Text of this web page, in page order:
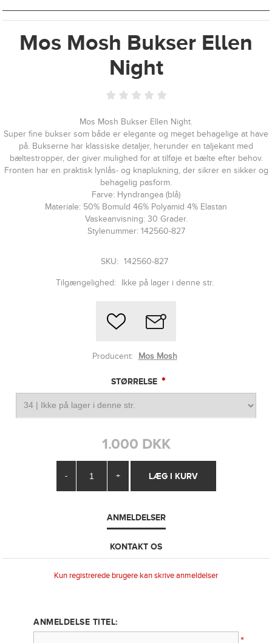
Mos Mosh Bukser Ellen
Night
Mos Mosh Bukser Ellen Night.
Super fine bukser som både er elegante og meget behagelige at have
på. Bukserne har klassiske detaljer, herunder en taljekant med
bæltestropper, der giver mulighed for at tilføje et bælte efter behov.
Fronten har en praktisk lynlås- og knaplukning, der sikrer en sikker og
behagelig pasform.
Farve: Hyndrangea (blå)
Materiale: 50% Bomuld 46% Polyamid 4% Elastan
Vaskeanvisning: 30 Grader.
Stylenummer: 142560-827
SKU: 142560-827
Tilgængelighed: Ikke på lager i denne str.
Producent: Mos Mosh
STØRRELSE *
1.000 DKK
- +
ANMELDELSER
KONTAKT OS
Kun registrerede brugere kan skrive anmeldelser
ANMELDELSE TITEL: